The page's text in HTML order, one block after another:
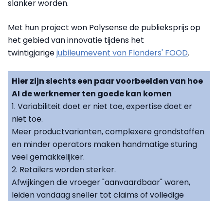
slanker worden.
Met hun project won Polysense de publieksprijs op
het gebied van innovatie tijdens het
twintigjarigejubileumevent van Flanders' FOOD.
Hier zijn slechts een paar voorbeelden van hoe
AI de werknemer ten goede kan komen
1. Variabiliteit doet er niet toe, expertise doet er
niet toe.
Meer productvarianten, complexere grondstoffen
en minder operators maken handmatige sturing
veel gemakkelijker.
2. Retailers worden sterker.
Afwijkingen die vroeger "aanvaardbaar" waren,
leiden vandaag sneller tot claims of volledige